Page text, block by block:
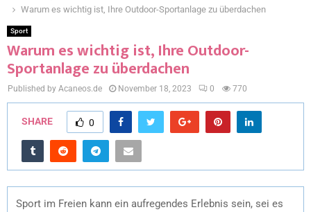
Warum es wichtig ist, Ihre Outdoor-Sportanlage zu überdachen
Sport
Warum es wichtig ist, Ihre Outdoor-
Sportanlage zu überdachen
Published by Acaneos.de November 18, 2023 0 770
SHARE 0
Sport im Freien kann ein aufregendes Erlebnis sein, sei es